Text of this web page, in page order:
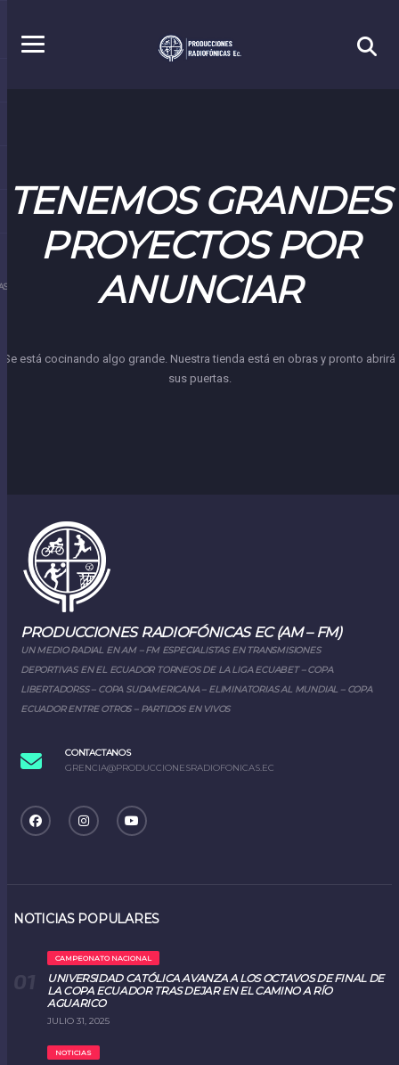
TENEMOS GRANDES
PROYECTOS POR
ANUNCIAR
Se está cocinando algo grande. Nuestra tienda está en obras y pronto abrirá
sus puertas.
PRODUCCIONES RADIOFÓNICAS EC (AM – FM)
UN MEDIO RADIAL EN AM – FM ESPECIALISTAS EN TRANSMISIONES
DEPORTIVAS EN EL ECUADOR TORNEOS DE LA LIGA ECUABET – COPA
LIBERTADORSS – COPA SUDAMERICANA – ELIMINATORIAS AL MUNDIAL – COPA
ECUADOR ENTRE OTROS – PARTIDOS EN VIVOS
CONTACTANOS
GRENCIA@PRODUCCIONESRADIOFONICAS.EC
NOTICIAS POPULARES
CAMPEONATO NACIONAL
UNIVERSIDAD CATÓLICA AVANZA A LOS OCTAVOS DE FINAL DE
LA COPA ECUADOR TRAS DEJAR EN EL CAMINO A RÍO
AGUARICO
JULIO 31, 2025
NOTICIAS